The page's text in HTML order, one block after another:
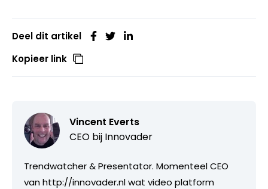
Deel dit artikel
Kopieer link
Vincent Everts
CEO bij Innovader
Trendwatcher & Presentator. Momenteel CEO
van http://innovader.nl wat video platform